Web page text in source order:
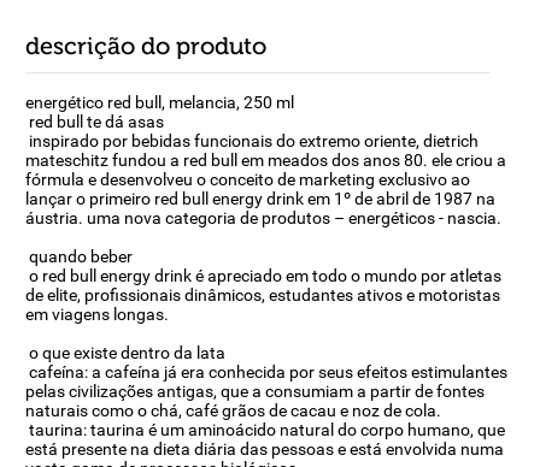
descrição do produto
energético red bull, melancia, 250 ml
red bull te dá asas
inspirado por bebidas funcionais do extremo oriente, dietrich
mateschitz fundou a red bull em meados dos anos 80. ele criou a
fórmula e desenvolveu o conceito de marketing exclusivo ao
lançar o primeiro red bull energy drink em 1º de abril de 1987 na
áustria. uma nova categoria de produtos – energéticos - nascia.
quando beber
o red bull energy drink é apreciado em todo o mundo por atletas
de elite, profissionais dinâmicos, estudantes ativos e motoristas
em viagens longas.
o que existe dentro da lata
cafeína: a cafeína já era conhecida por seus efeitos estimulantes
pelas civilizações antigas, que a consumiam a partir de fontes
naturais como o chá, café grãos de cacau e noz de cola.
taurina: taurina é um aminoácido natural do corpo humano, que
está presente na dieta diária das pessoas e está envolvida numa